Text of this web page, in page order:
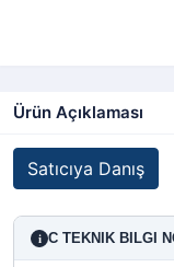
Ürün Açıklaması
Satıcıya Danış
i C TEKNIK BILGI